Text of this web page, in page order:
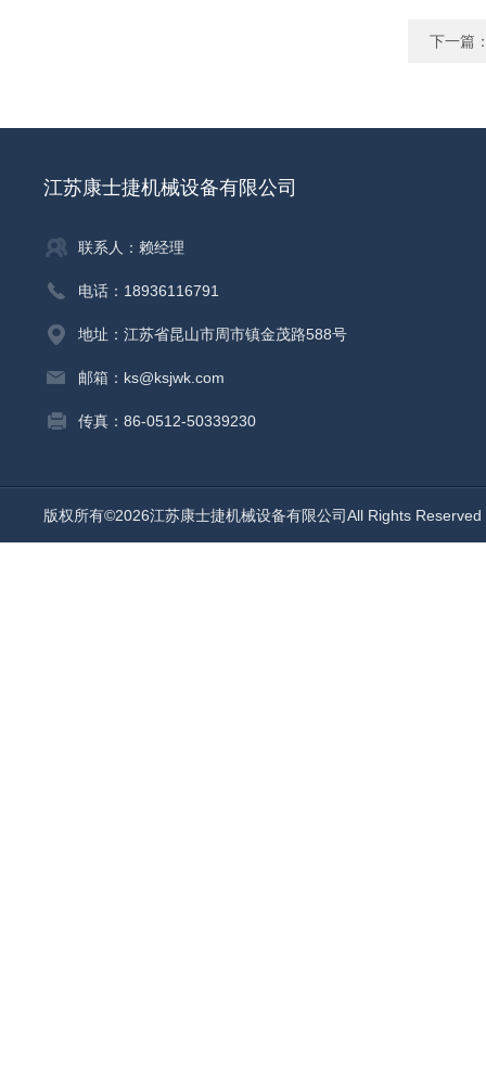
下一篇
江苏康士捷机械设备有限公司
联系人：赖经理
电话：18936116791
地址：江苏省昆山市周市镇金茂路588号
邮箱：ks@ksjwk.com
传真：86-0512-50339230
版权所有©2026江苏康士捷机械设备有限公司All Rights